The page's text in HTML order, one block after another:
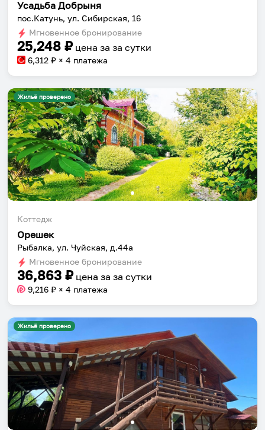
Усадьба Добрыня
пос.Катунь, ул. Сибирская, 16
Мгновенное бронирование
25,248 ₽ цена за за сутки
6,312 ₽ × 4 платежа
Жильё проверено
Коттедж
Орешек
Рыбалка, ул. Чуйская, д.44а
Мгновенное бронирование
36,863 ₽ цена за за сутки
9,216 ₽ × 4 платежа
Жильё проверено